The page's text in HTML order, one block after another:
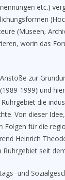
etc.)
(Museen,
worin das
zur
1999) und
die
Von dieser
Folgen für die
Heinrich
Ruhrgebiet seit
und